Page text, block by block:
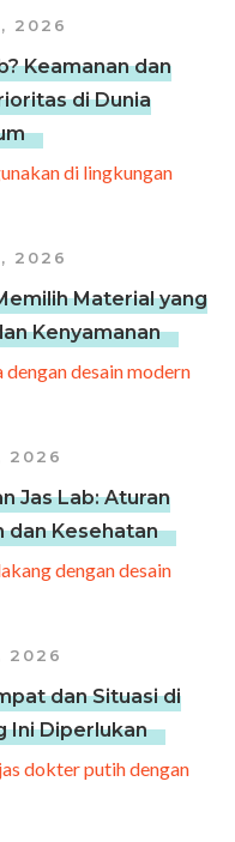
2026
Keamanan dan
di Dunia
2026
Material yang
Kenyamanan
2026
Jas Lab: Aturan
dan Kesehatan
2026
dan Situasi di
Ini Diperlukan